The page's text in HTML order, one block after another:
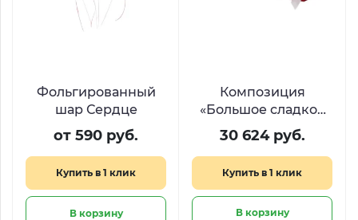
Фольгированный
шар Сердце
от 590 руб.
Купить в 1 клик
В корзину
Композиция
«Большое сладкое
сердце» из Raffaello
и Ferrero
30 624 руб.
Купить в 1 клик
В корзину